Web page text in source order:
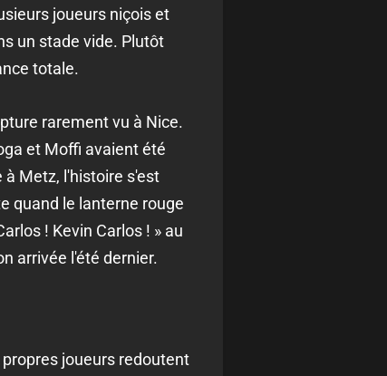
joueurs niçois et
un stade vide. Plutôt
totale.
rarement vu à Nice.
et Moffi avaient été
Metz, l'histoire s'est
quand le lanterne rouge
! Kevin Carlos ! » au
arrivée l'été dernier.
joueurs redoutent